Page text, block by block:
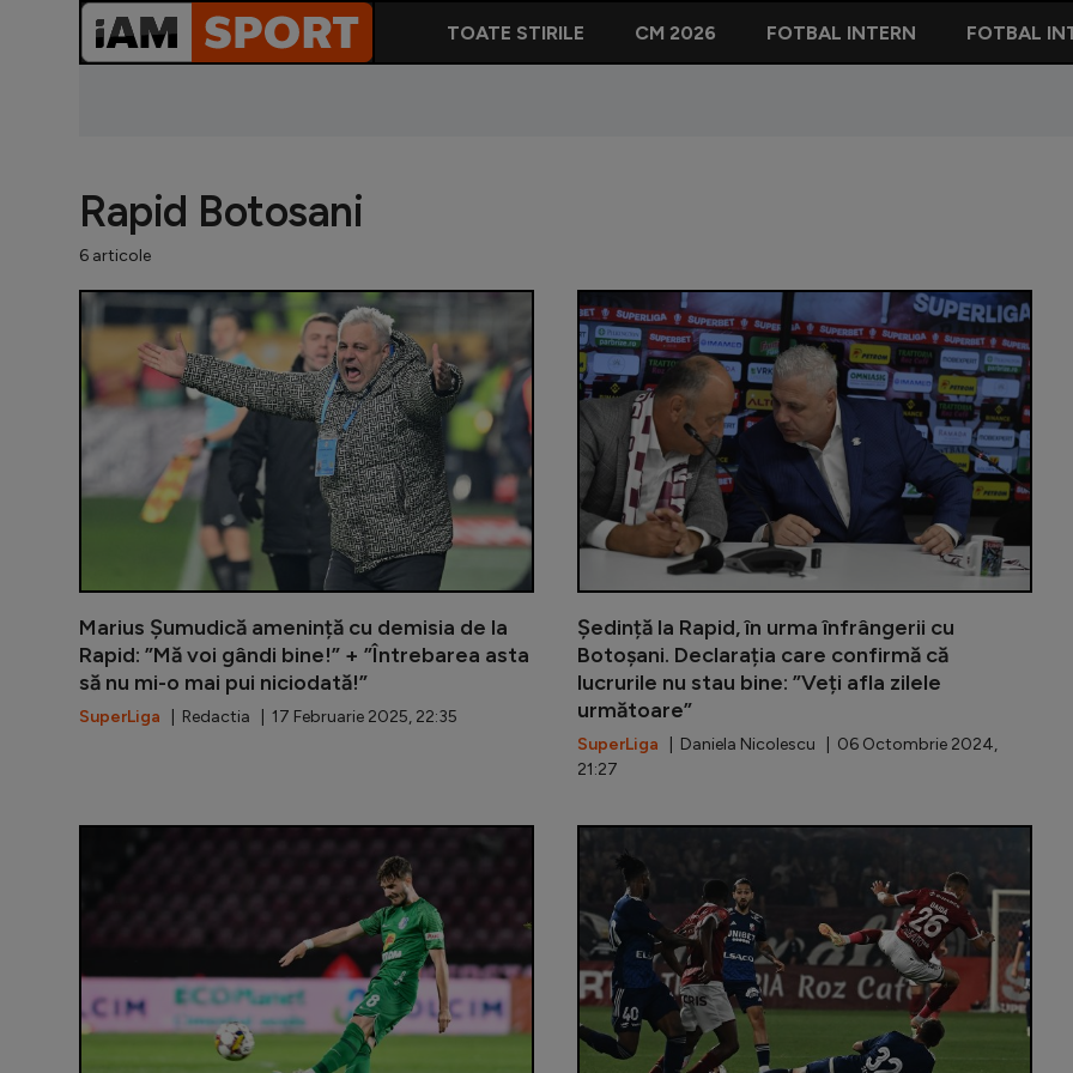
TOATE STIRILE CM 2026 FOTBAL INTERN FOTBAL
Rapid Botosani
6 articole
Marius Șumudică amenință cu demisia de la
Rapid: ”Mă voi gândi bine!” + ”Întrebarea asta
să nu mi-o mai pui niciodată!”
SuperLiga | Redactia | 17 Februarie 2025, 22:35
Marius
Ședință la Rapid, în urma înfrângerii cu
Botoșani. Declarația care confirmă că
lucrurile nu stau bine: ”Veți afla zilele
următoare”
SuperLiga | Daniela Nicolescu | 06 Octombrie 2024,
21:27